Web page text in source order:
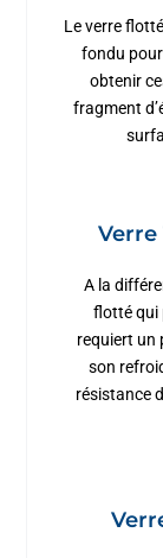
Le verre
fondu
obtenir
fragment
A la
flotté qui
requiert un
son
résistance